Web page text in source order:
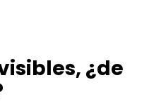
¿de